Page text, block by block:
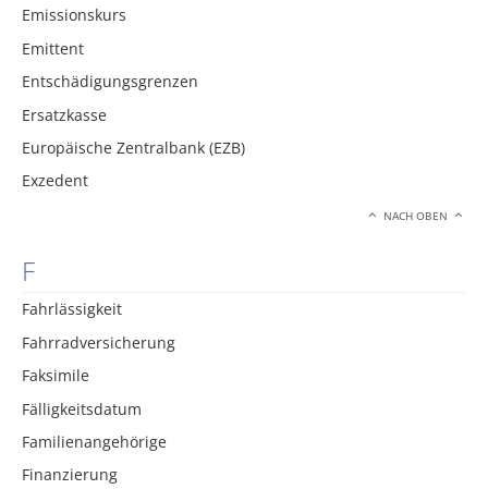
Emissionskurs
Emittent
Entschädigungsgrenzen
Ersatzkasse
Europäische Zentralbank (EZB)
Exzedent
NACH OBEN
F
Fahrlässigkeit
Fahrradversicherung
Faksimile
Fälligkeitsdatum
Familienangehörige
Finanzierung